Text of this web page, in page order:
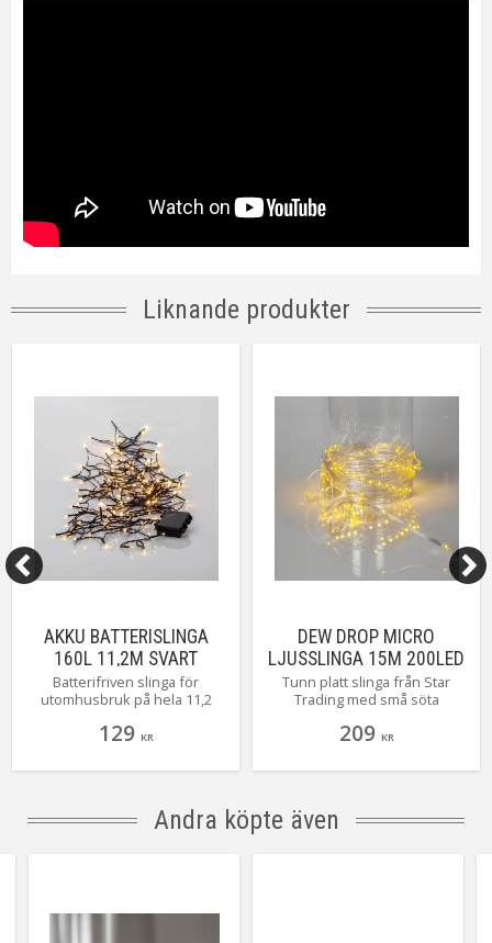
Liknande produkter
AKKU BATTERISLINGA
160L 11,2M SVART
Batterifriven slinga för
utomhusbruk på hela 11,2
varmvita små dioder. Självklart
timer som gör det enkelt för
129 KR
DEW DROP MICRO
LJUSSLINGA 15M 200LED
VARMVIT/TRANSPARENT
Tunn platt slinga från Star
Trading med små söta
perfekt och enkel att använda i
trappräcken ja lite överallt.
varmvita små LED, 7,5cm mellan
209 KR
Andra köpte även